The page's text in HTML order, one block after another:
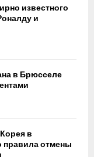
известного
и
в Брюсселе
в
правила отмены